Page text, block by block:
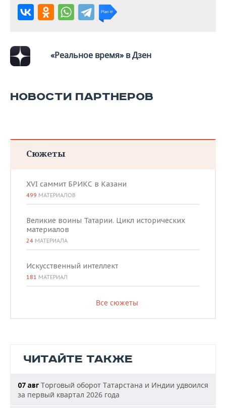
«Реальное время» в Дзен
НОВОСТИ ПАРТНЕРОВ
Сюжеты
XVI саммит БРИКС в Казани
499 МАТЕРИАЛОВ
Великие воины Татарии. Цикл исторических
материалов
24 МАТЕРИАЛА
Искусственный интеллект
181 МАТЕРИАЛ
Все сюжеты
ЧИТАЙТЕ ТАКЖЕ
07 авг Торговый оборот Татарстана и Индии удвоился
за первый квартал 2026 года